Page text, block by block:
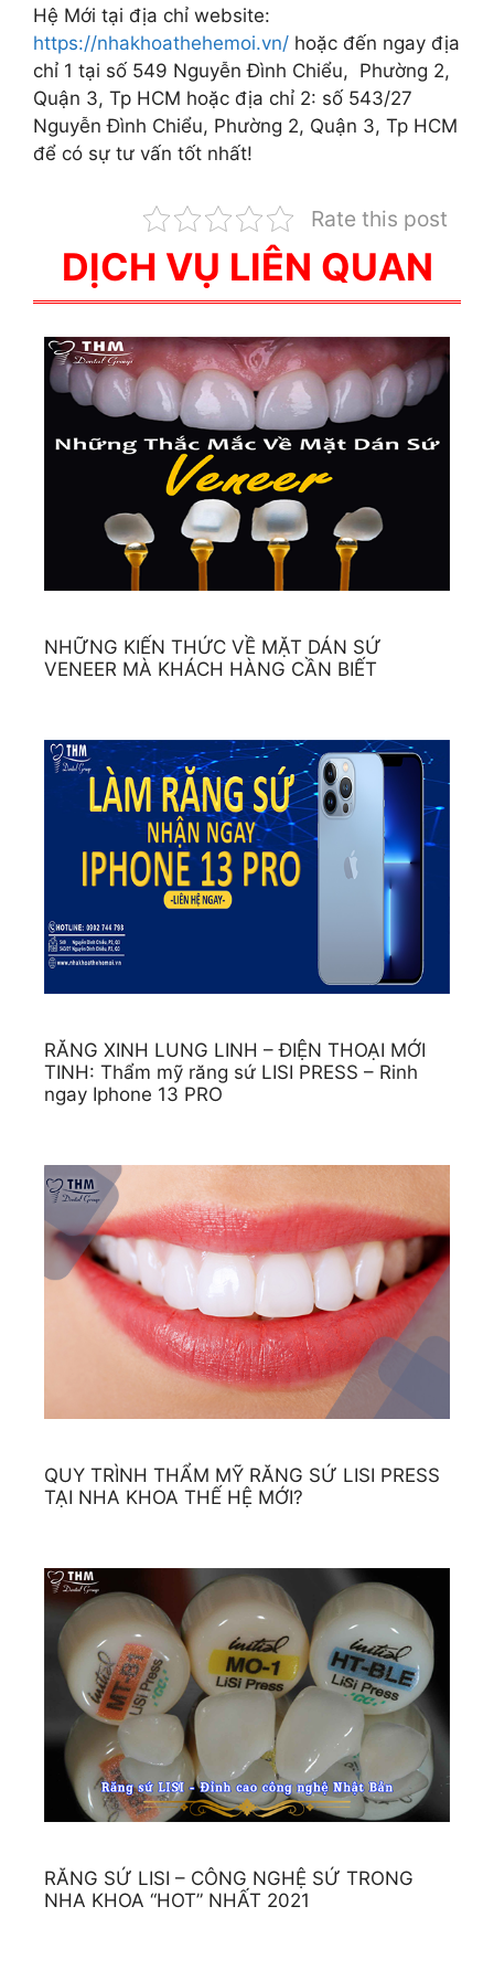
Hệ Mới tại địa chỉ website:
https://nhakhoathehemoi.vn/ hoặc đến ngay địa
chỉ 1 tại số 549 Nguyễn Đình Chiểu, Phường 2,
Quận 3, Tp HCM hoặc địa chỉ 2: số 543/27
Nguyễn Đình Chiểu, Phường 2, Quận 3, Tp HCM
để có sự tư vấn tốt nhất!
Rate this post
DỊCH VỤ LIÊN QUAN
NHỮNG KIẾN THỨC VỀ MẶT DÁN SỨ
VENEER MÀ KHÁCH HÀNG CẦN BIẾT
RĂNG XINH LUNG LINH – ĐIỆN THOẠI MỚI
TINH: Thẩm mỹ răng sứ LISI PRESS – Rinh
ngay Iphone 13 PRO
QUY TRÌNH THẨM MỸ RĂNG SỨ LISI PRESS
TẠI NHA KHOA THẾ HỆ MỚI?
RĂNG SỨ LISI – CÔNG NGHỆ SỨ TRONG
NHA KHOA “HOT” NHẤT 2021